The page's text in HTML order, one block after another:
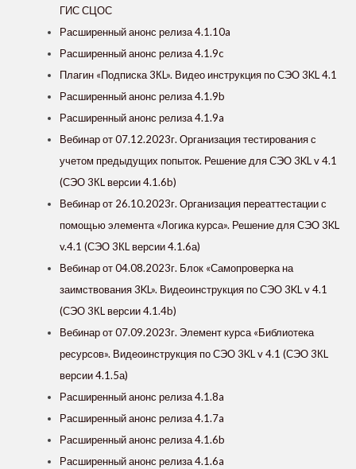
ГИС СЦОС
Расширенный анонс релиза 4.1.10a
Расширенный анонс релиза 4.1.9c
Плагин «Подписка 3КL». Видео инструкция по СЭО 3KL 4.1
Расширенный анонс релиза 4.1.9b
Расширенный анонс релиза 4.1.9a
Вебинар от 07.12.2023г. Организация тестирования с
учетом предыдущих попыток. Решение для СЭО 3KL v 4.1
(СЭО 3КL версии 4.1.6b)
Вебинар от 26.10.2023г. Организация переаттестации с
помощью элемента «Логика курса». Решение для СЭО 3KL
v.4.1 (СЭО 3КL версии 4.1.6а)
Вебинар от 04.08.2023г. Блок «‎Самопроверка на
заимствования 3KL»‎. Видеоинструкция по СЭО 3KL v 4.1
(СЭО 3КL версии 4.1.4b)
Вебинар от 07.09.2023г. Элемент курса «‎Библиотека
ресурсов»‎. Видеоинструкция по СЭО 3KL v 4.1 (СЭО 3КL
версии 4.1.5а)
Расширенный анонс релиза 4.1.8a
Расширенный анонс релиза 4.1.7a
Расширенный анонс релиза 4.1.6b
Расширенный анонс релиза 4.1.6a